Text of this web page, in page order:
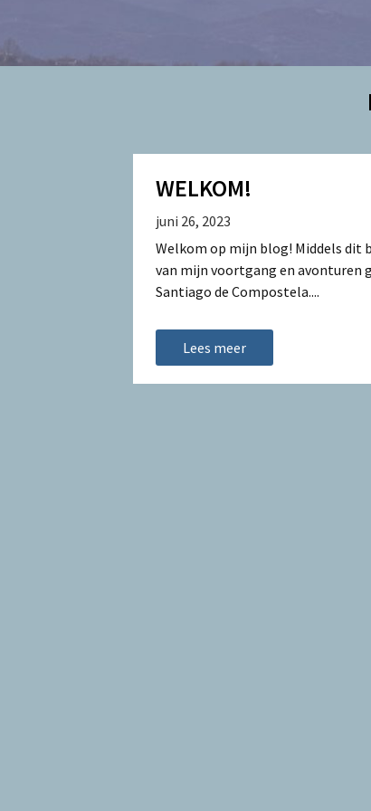
WELKOM!
juni 26, 2023
Welkom op mijn blog! Middels dit
van mijn voortgang en avonturen
Santiago de Compostela....
Lees meer